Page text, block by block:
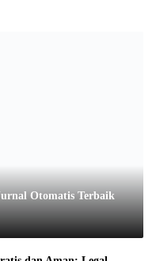
Otomatis Terbaik